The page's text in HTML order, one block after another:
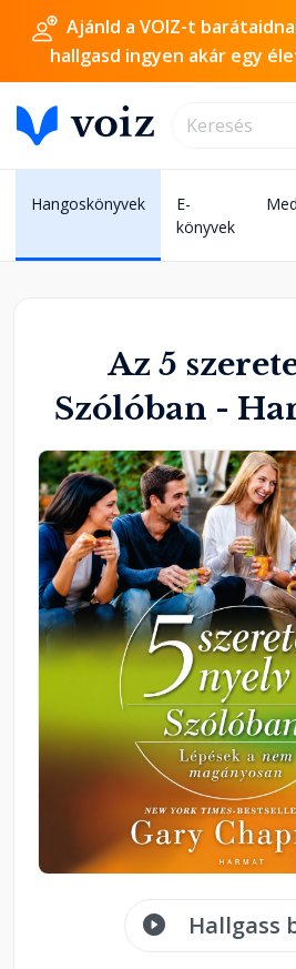
Ajánld a VOIZ-t
hallgasd ingyen akár egy
Hangoskönyvek
E-
könyvek
Az 5
Szólóban -
Hallgass